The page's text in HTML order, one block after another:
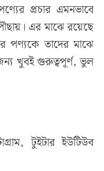
প্রচার এমনভাবে
এর মাঝে রয়েছে
পণ্যকে তাদের মাঝে
খুবই গুরুত্বপূর্ণ, ভুল
টুইটার ইউটিউব